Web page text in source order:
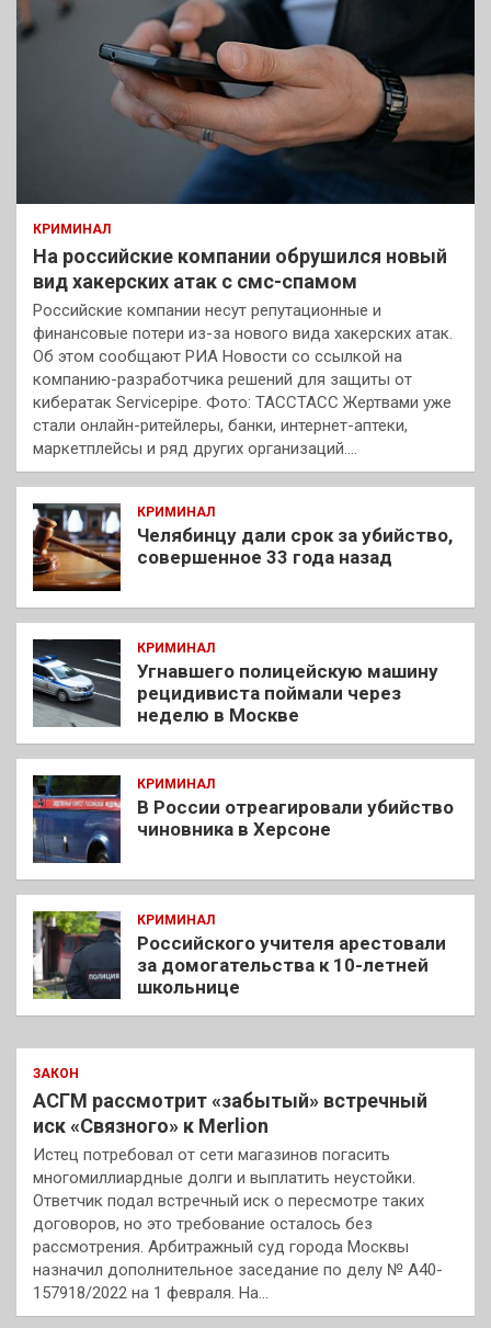
КРИМИНАЛ
На российские компании обрушился новый
вид хакерских атак с смс-спамом
Российские компании несут репутационные и
финансовые потери из-за нового вида хакерских атак.
Об этом сообщают РИА Новости со ссылкой на
компанию-разработчика решений для защиты от
кибератак Servicepipe. Фото: ТАССТАСС Жертвами уже
стали онлайн-ритейлеры, банки, интернет-аптеки,
маркетплейсы и ряд других организаций.…
КРИМИНАЛ
Челябинцу дали срок за убийство,
совершенное 33 года назад
КРИМИНАЛ
Угнавшего полицейскую машину
рецидивиста поймали через
неделю в Москве
КРИМИНАЛ
В России отреагировали убийство
чиновника в Херсоне
КРИМИНАЛ
Российского учителя арестовали
за домогательства к 10-летней
школьнице
ЗАКОН
АСГМ рассмотрит «забытый» встречный
иск «Связного» к Merlion
Истец потребовал от сети магазинов погасить
многомиллиардные долги и выплатить неустойки.
Ответчик подал встречный иск о пересмотре таких
договоров, но это требование осталось без
рассмотрения. Арбитражный суд города Москвы
назначил дополнительное заседание по делу № А40-
157918/2022 на 1 февраля. На…